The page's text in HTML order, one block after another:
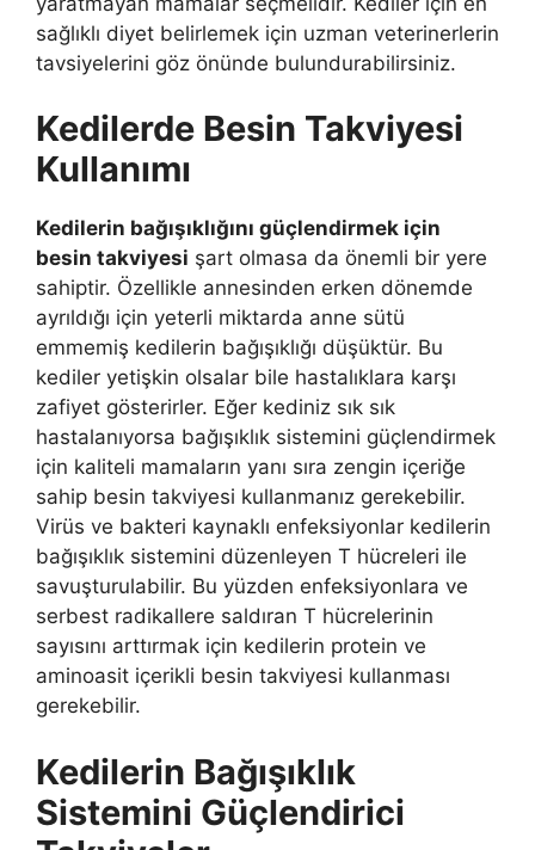
sağlıklı diyet belirlemek için uzman veterinerlerin
tavsiyelerini göz önünde bulundurabilirsiniz.
Kedilerde Besin Takviyesi
Kullanımı
Kedilerin bağışıklığını güçlendirmek için
besin takviyesi şart olmasa da önemli bir yere
sahiptir. Özellikle annesinden erken dönemde
ayrıldığı için yeterli miktarda anne sütü
emmemiş kedilerin bağışıklığı düşüktür. Bu
kediler yetişkin olsalar bile hastalıklara karşı
zafiyet gösterirler. Eğer kediniz sık sık
hastalanıyorsa bağışıklık sistemini güçlendirmek
için kaliteli mamaların yanı sıra zengin içeriğe
sahip besin takviyesi kullanmanız gerekebilir.
Virüs ve bakteri kaynaklı enfeksiyonlar kedilerin
bağışıklık sistemini düzenleyen T hücreleri ile
savuşturulabilir. Bu yüzden enfeksiyonlara ve
serbest radikallere saldıran T hücrelerinin
sayısını arttırmak için kedilerin protein ve
aminoasit içerikli besin takviyesi kullanması
gerekebilir.
Kedilerin Bağışıklık
Sistemini Güçlendirici